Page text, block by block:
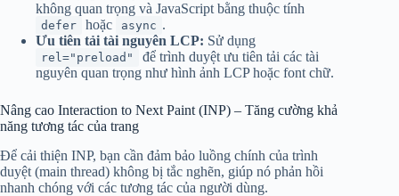
không quan trọng và JavaScript bằng thuộc tính
defer hoặc async .
Ưu tiên tải tài nguyên LCP: Sử dụng
rel="preload"
để trình duyệt ưu tiên tải các tài
nguyên quan trọng như hình ảnh LCP hoặc font chữ.
Nâng cao Interaction to Next Paint (INP) – Tăng cường khả
năng tương tác của trang
Để cải thiện INP, bạn cần đảm bảo luồng chính của trình
duyệt (main thread) không bị tắc nghẽn, giúp nó phản hồi
nhanh chóng với các tương tác của người dùng.